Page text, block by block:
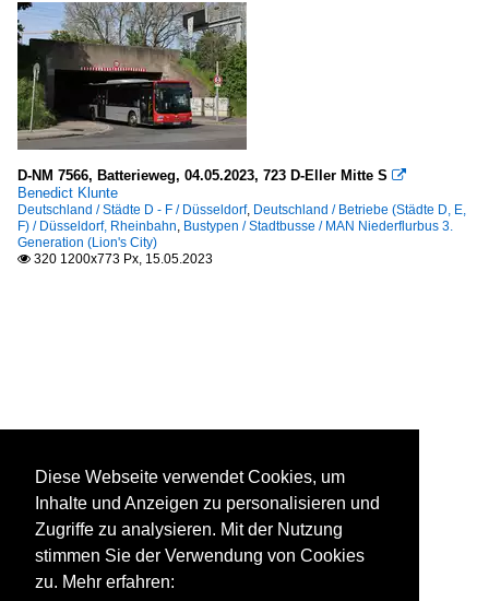
D-NM 7566, Batterieweg, 04.05.2023, 723 D-Eller Mitte S 
Benedict Klunte
Deutschland / Städte D - F / Düsseldorf, Deutschland / Betriebe (Städte D, E,
F) / Düsseldorf, Rheinbahn, Bustypen / Stadtbusse / MAN Niederflurbus 3.
Generation (Lion's City)
 320 1200x773 Px, 15.05.2023
Diese Webseite verwendet Cookies, um
Inhalte und Anzeigen zu personalisieren und
Zugriffe zu analysieren. Mit der Nutzung
stimmen Sie der Verwendung von Cookies
zu. Mehr erfahren: